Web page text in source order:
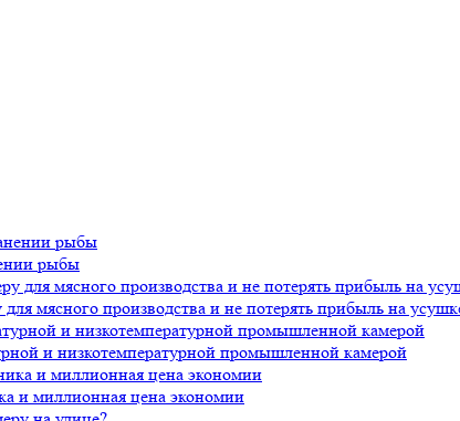
рыбы
мясного производства и не потерять прибыль на
и низкотемпературной промышленной камерой
и миллионная цена экономии